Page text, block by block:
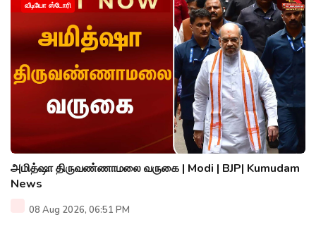
வீடியோ ஸ்டோரி
அமித்ஷா திருவண்ணாமலை வருகை | Modi | BJP| Kumudam
News
08 Aug 2026, 06:51 PM